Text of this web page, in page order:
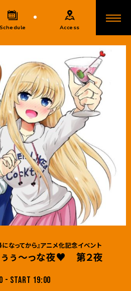
Schedule Access
なってから』アニメ化記念イベント
ぅぅ～っな夜♥ 第２夜
- START 19:00